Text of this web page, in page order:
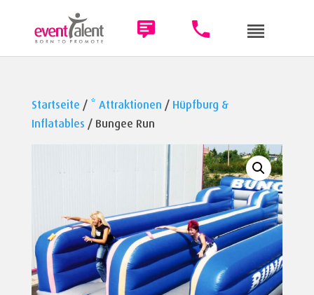
Startseite / * Attraktionen / Hüpfburg &
Inflatables / Bungee Run